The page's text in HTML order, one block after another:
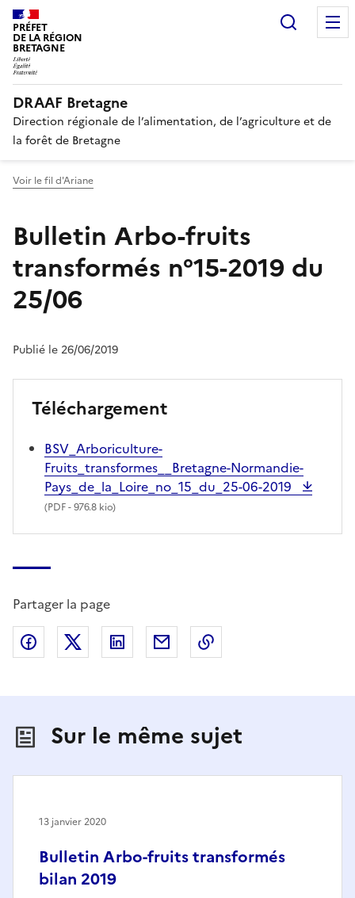
PRÉFET
DE LA RÉGION
BRETAGNE
DRAAF Bretagne
Direction régionale de l’alimentation, de l’agriculture et de
la forêt de Bretagne
Voir le fil d'Ariane
Bulletin Arbo-fruits
transformés n°15-2019 du
25/06
Publié le 26/06/2019
Téléchargement
BSV_Arboriculture-
Fruits_transformes__Bretagne-Normandie-
Pays_de_la_Loire_no_15_du_25-06-2019
(PDF- 976.8 kio)
Partager la page
Partager sur Facebook
Partager sur X (anciennement Twitter)
Partager sur LinkedIn
Partager par email
Sur le même sujet
Bulletin Arbo-fruits transformés
bilan 2019
13 janvier 2020